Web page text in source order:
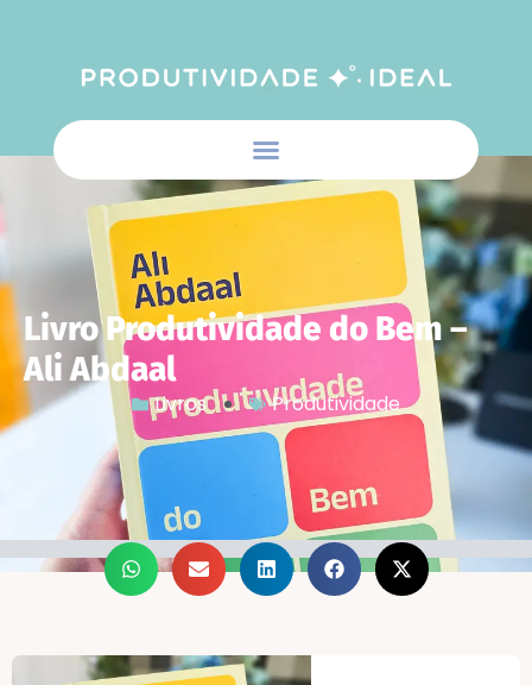
Livro Produtividade do Bem –
Ali Abdaal
Livros Produtividade